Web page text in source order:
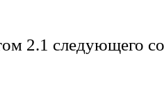
2.1 следующего